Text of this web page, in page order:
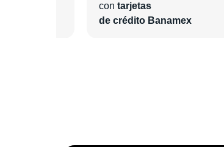
con tarjetas
de crédito Banamex